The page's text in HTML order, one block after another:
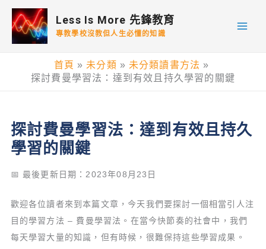
Less Is More 先鋒教育
專教學校沒教但人生必懂的知識
首頁 未分類
未分類讀書方法
探討費曼學習法：達到有效且持久學習的關鍵
探討費曼學習法：達到有效且持久
學習的關鍵
📅 最後更新日期：2023年08月23日
歡迎各位讀者來到本篇文章，今天我們要探討一個相當引人注
目的學習方法 – 費曼學習法。在當今快節奏的社會中，我們
每天學習大量的知識，但有時候，很難保持這些學習成果。